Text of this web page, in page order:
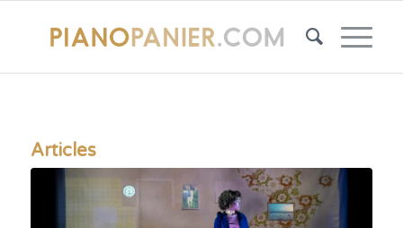
Articles